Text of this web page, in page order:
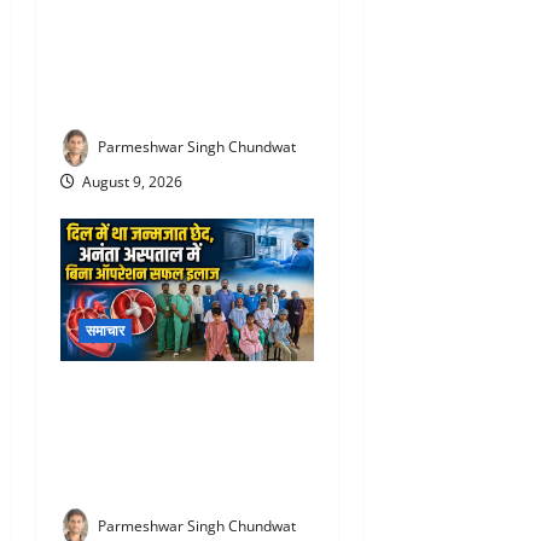
Parmeshwar Singh Chundwat
August 9, 2026
समाचार
Parmeshwar Singh Chundwat